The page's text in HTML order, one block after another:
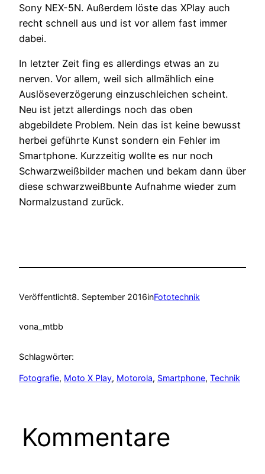
Sony NEX-5N. Außerdem löste das XPlay auch
recht schnell aus und ist vor allem fast immer
dabei.
In letzter Zeit fing es allerdings etwas an zu
nerven. Vor allem, weil sich allmählich eine
Auslöseverzögerung einzuschleichen scheint.
Neu ist jetzt allerdings noch das oben
abgebildete Problem. Nein das ist keine bewusst
herbei geführte Kunst sondern ein Fehler im
Smartphone. Kurzzeitig wollte es nur noch
Schwarzweißbilder machen und bekam dann über
diese schwarzweißbunte Aufnahme wieder zum
Normalzustand zurück.
Veröffentlicht8. September 2016inFototechnik
vona_mtbb
Schlagwörter:
Fotografie, Moto X Play, Motorola, Smartphone, Technik
Kommentare